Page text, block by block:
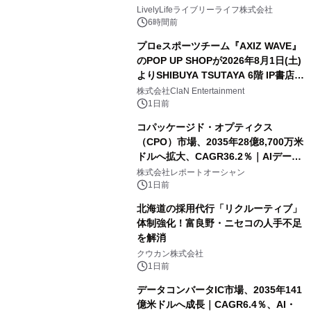
LivelyLifeライブリーライフ株式会社
6時間前
プロeスポーツチーム『AXIZ WAVE』
のPOP UP SHOPが2026年8月1日(土)
よりSHIBUYA TSUTAYA 6階 IP書店で
開催決定！！
株式会社ClaN Entertainment
1日前
コパッケージド・オプティクス
（CPO）市場、2035年28億8,700万米
ドルへ拡大、CAGR36.2％｜AIデータ
センター・高速光通信需要が成長を加
速
株式会社レポートオーシャン
1日前
北海道の採用代行「リクルーティブ」
体制強化！富良野・ニセコの人手不足
を解消
クウカン株式会社
1日前
データコンバータIC市場、2035年141
億米ドルへ成長｜CAGR6.4％、AI・